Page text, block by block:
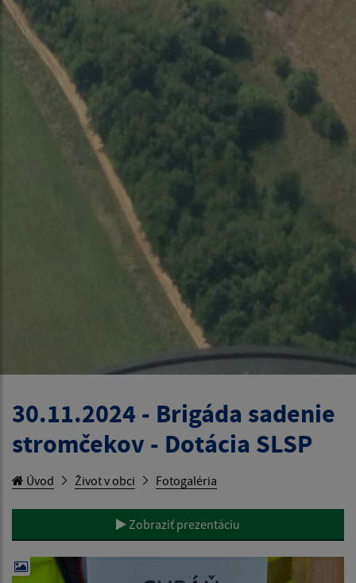
30.11.2024 - Brigáda sadenie
stromčekov - Dotácia SLSP
Úvod Život v obci Fotogaléria
Zobraziť prezentáciu